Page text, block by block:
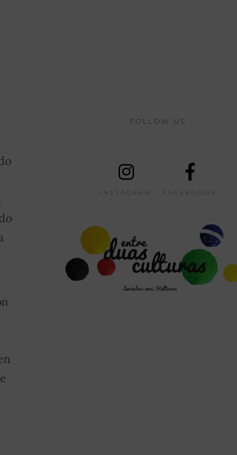
FOLLOW US
INSTAGRAM FACEBOOOK